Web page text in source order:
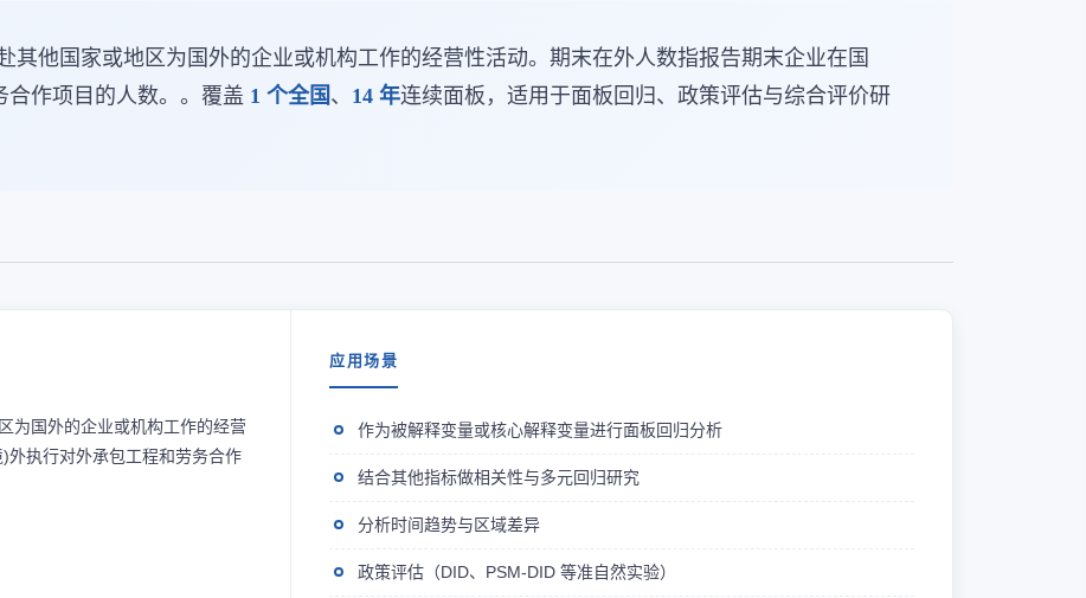
其他国家或地区为国外的企业或机构工作的经营性活动。期末在外人数指报告期末企业在国
作项目的人数。。覆盖 1 个全国 、 14 年连续面板，适用于面板回归、政策评估与综合评价研
为国外的企业或机构工作的经营
外执行对外承包工程和劳务合作
应用场景
作为被解释变量或核心解释变量进行面板回归分析
结合其他指标做相关性与多元回归研究
分析时间趋势与区域差异
政策评估（DID、PSM-DID 等准自然实验）